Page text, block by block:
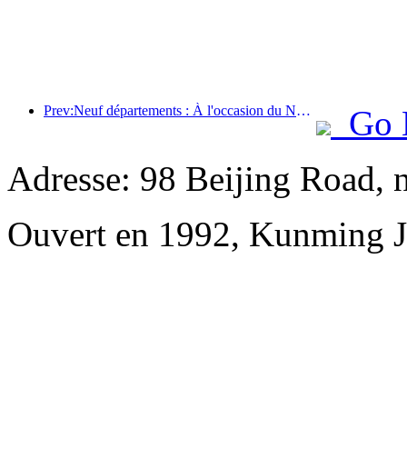
Prev:Neuf départements : À l'occasion du Nouvel An chinois, les chaînes hôtelières et les chambres d'hôtes de charme proposeront des offres préférentielles.
Go
Adresse: 98 Beijing Road,
Ouvert en 1992, Kunming